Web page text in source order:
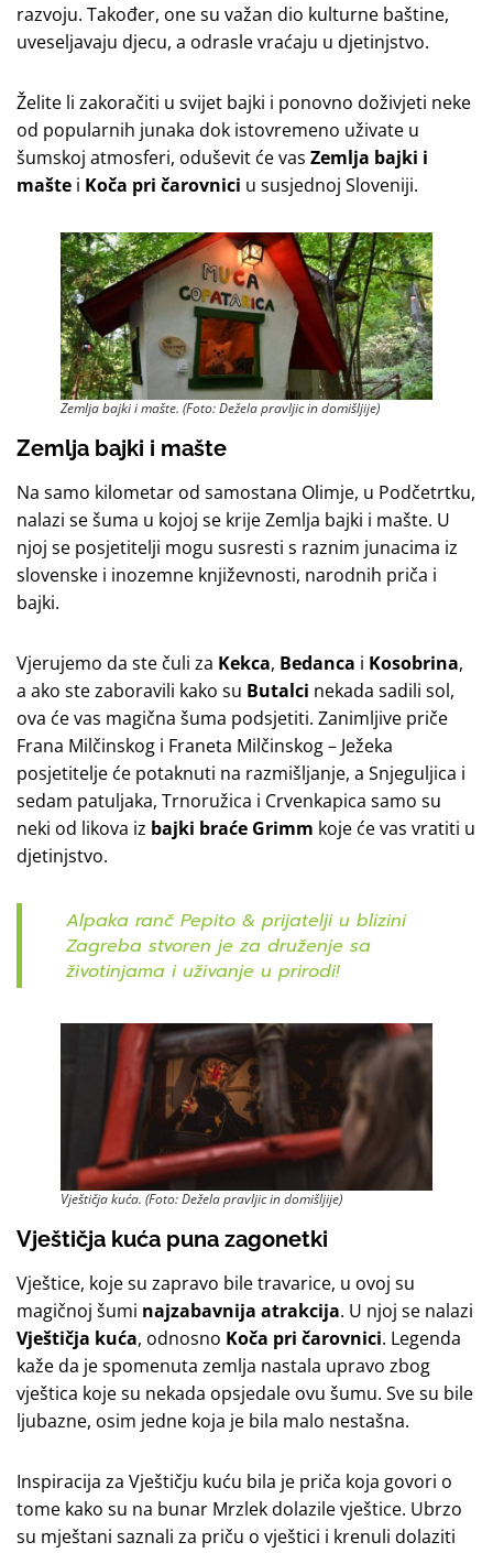
razvoju. Također, one su važan dio kulturne baštine,
uveseljavaju djecu, a odrasle vraćaju u djetinjstvo.
Želite li zakoračiti u svijet bajki i ponovno doživjeti neke
od popularnih junaka dok istovremeno uživate u
šumskoj atmosferi, oduševit će vas Zemlja bajki i
mašte i Koča pri čarovnici u susjednoj Sloveniji.
Zemlja bajki i mašte. (Foto: Dežela pravljic in domišljije)
Zemlja bajki i mašte
Na samo kilometar od samostana Olimje, u Podčetrtku,
nalazi se šuma u kojoj se krije Zemlja bajki i mašte. U
njoj se posjetitelji mogu susresti s raznim junacima iz
slovenske i inozemne književnosti, narodnih priča i
bajki.
Vjerujemo da ste čuli za Kekca, Bedanca i Kosobrina,
a ako ste zaboravili kako su Butalci nekada sadili sol,
ova će vas magična šuma podsjetiti. Zanimljive priče
Frana Milčinskog i Franeta Milčinskog – Ježeka
posjetitelje će potaknuti na razmišljanje, a Snjeguljica i
sedam patuljaka, Trnoružica i Crvenkapica samo su
neki od likova iz bajki braće Grimm koje će vas vratiti u
djetinjstvo.
Alpaka ranč Pepito & prijatelji u blizini
Zagreba stvoren je za druženje sa
životinjama i uživanje u prirodi!
Vještičja kuća. (Foto: Dežela pravljic in domišljije)
Vještičja kuća puna zagonetki
Vještice, koje su zapravo bile travarice, u ovoj su
magičnoj šumi najzabavnija atrakcija. U njoj se nalazi
Vještičja kuća, odnosno Koča pri čarovnici. Legenda
kaže da je spomenuta zemlja nastala upravo zbog
vještica koje su nekada opsjedale ovu šumu. Sve su bile
ljubazne, osim jedne koja je bila malo nestašna.
Inspiracija za Vještičju kuću bila je priča koja govori o
tome kako su na bunar Mrzlek dolazile vještice. Ubrzo
su mještani saznali za priču o vještici i krenuli dolaziti